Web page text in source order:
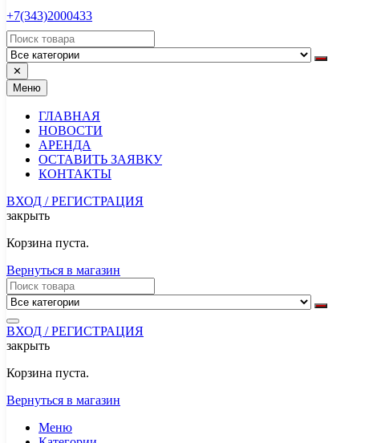
+7(343)2000433
✕
Меню
ГЛАВНАЯ
НОВОСТИ
АРЕНДА
ОСТАВИТЬ ЗАЯВКУ
КОНТАКТЫ
ВХОД / РЕГИСТРАЦИЯ
закрыть
Корзина пуста.
Вернуться в магазин
ВХОД / РЕГИСТРАЦИЯ
закрыть
Корзина пуста.
Вернуться в магазин
Меню